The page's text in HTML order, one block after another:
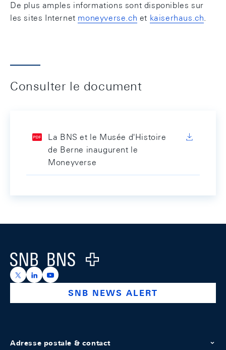
De plus amples informations sont disponibles sur
les sites Internet moneyverse.ch et kaiserhaus.ch.
Consulter le document
La BNS et le Musée d'Histoire
de Berne inaugurent le
Moneyverse
Logo
https://x.com/snb_bns
https://ch.linkedin.com/company/swiss-national-
https://www.youtube.com/@swissnationalbank
SNB NEWS ALERT
Adresse postale & contact